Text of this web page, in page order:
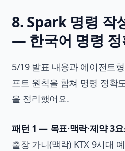
8. Spark 명령 작
— 한국어 명령 정
5/19 발표 내용과 에이전트
프트 원칙을 합쳐 명령 정확
을 정리했어요.
패턴 1 — 목표·맥락·제약 3
출장 가니(맥락) KTX 9시대